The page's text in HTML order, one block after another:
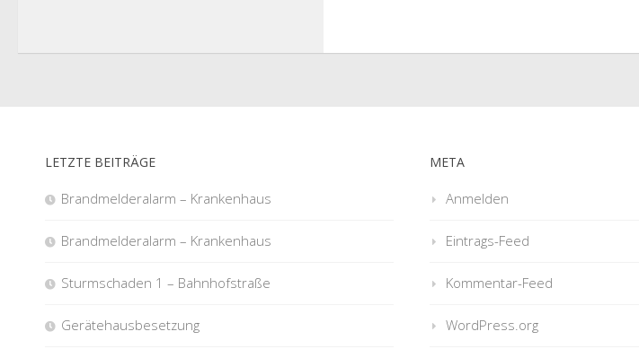
LETZTE BEITRÄGE
Brandmelderalarm – Krankenhaus
Brandmelderalarm – Krankenhaus
Sturmschaden 1 – Bahnhofstraße
Gerätehausbesetzung
META
Anmelden
Eintrags-Feed
Kommentar-Feed
WordPress.org